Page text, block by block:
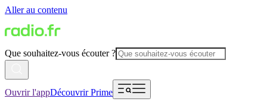
Aller au contenu
Que souhaitez-vous écouter ?
Ouvrir l'appDécouvrir Prime